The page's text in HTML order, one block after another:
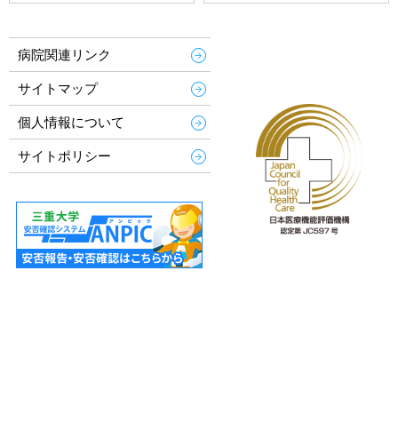
病院関連リンク
サイトマップ
個人情報について
サイトポリシー